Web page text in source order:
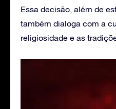
Essa decisão, além de
também dialoga com a
religiosidade e as